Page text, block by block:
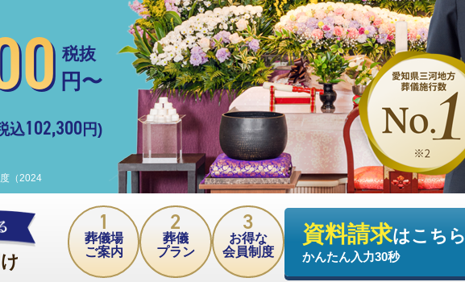
円〜
税抜
込102,300円)
（2024
葬儀場
ご案内
葬儀
プラン
お得な
会員制度
資料請求はこちら
かんたん入力30秒